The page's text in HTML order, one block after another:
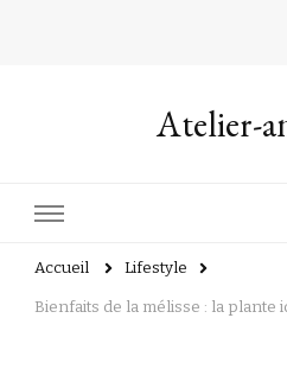
Atelier-
Accueil Lifestyle
Bienfaits de la mélisse : la plante